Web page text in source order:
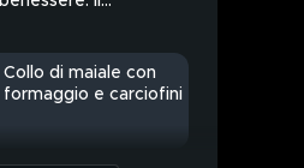
Collo di maiale con
formaggio e carciofini